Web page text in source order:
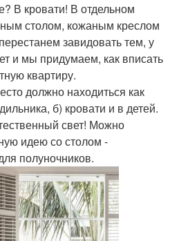
В кровати! В отдельном
столом, кожаным креслом
завидовать тем, у
и мы придумаем, как вписать
квартиру.
должно находиться как
б) кровати и в детей.
свет! Можно
идею со столом -
полуночников.